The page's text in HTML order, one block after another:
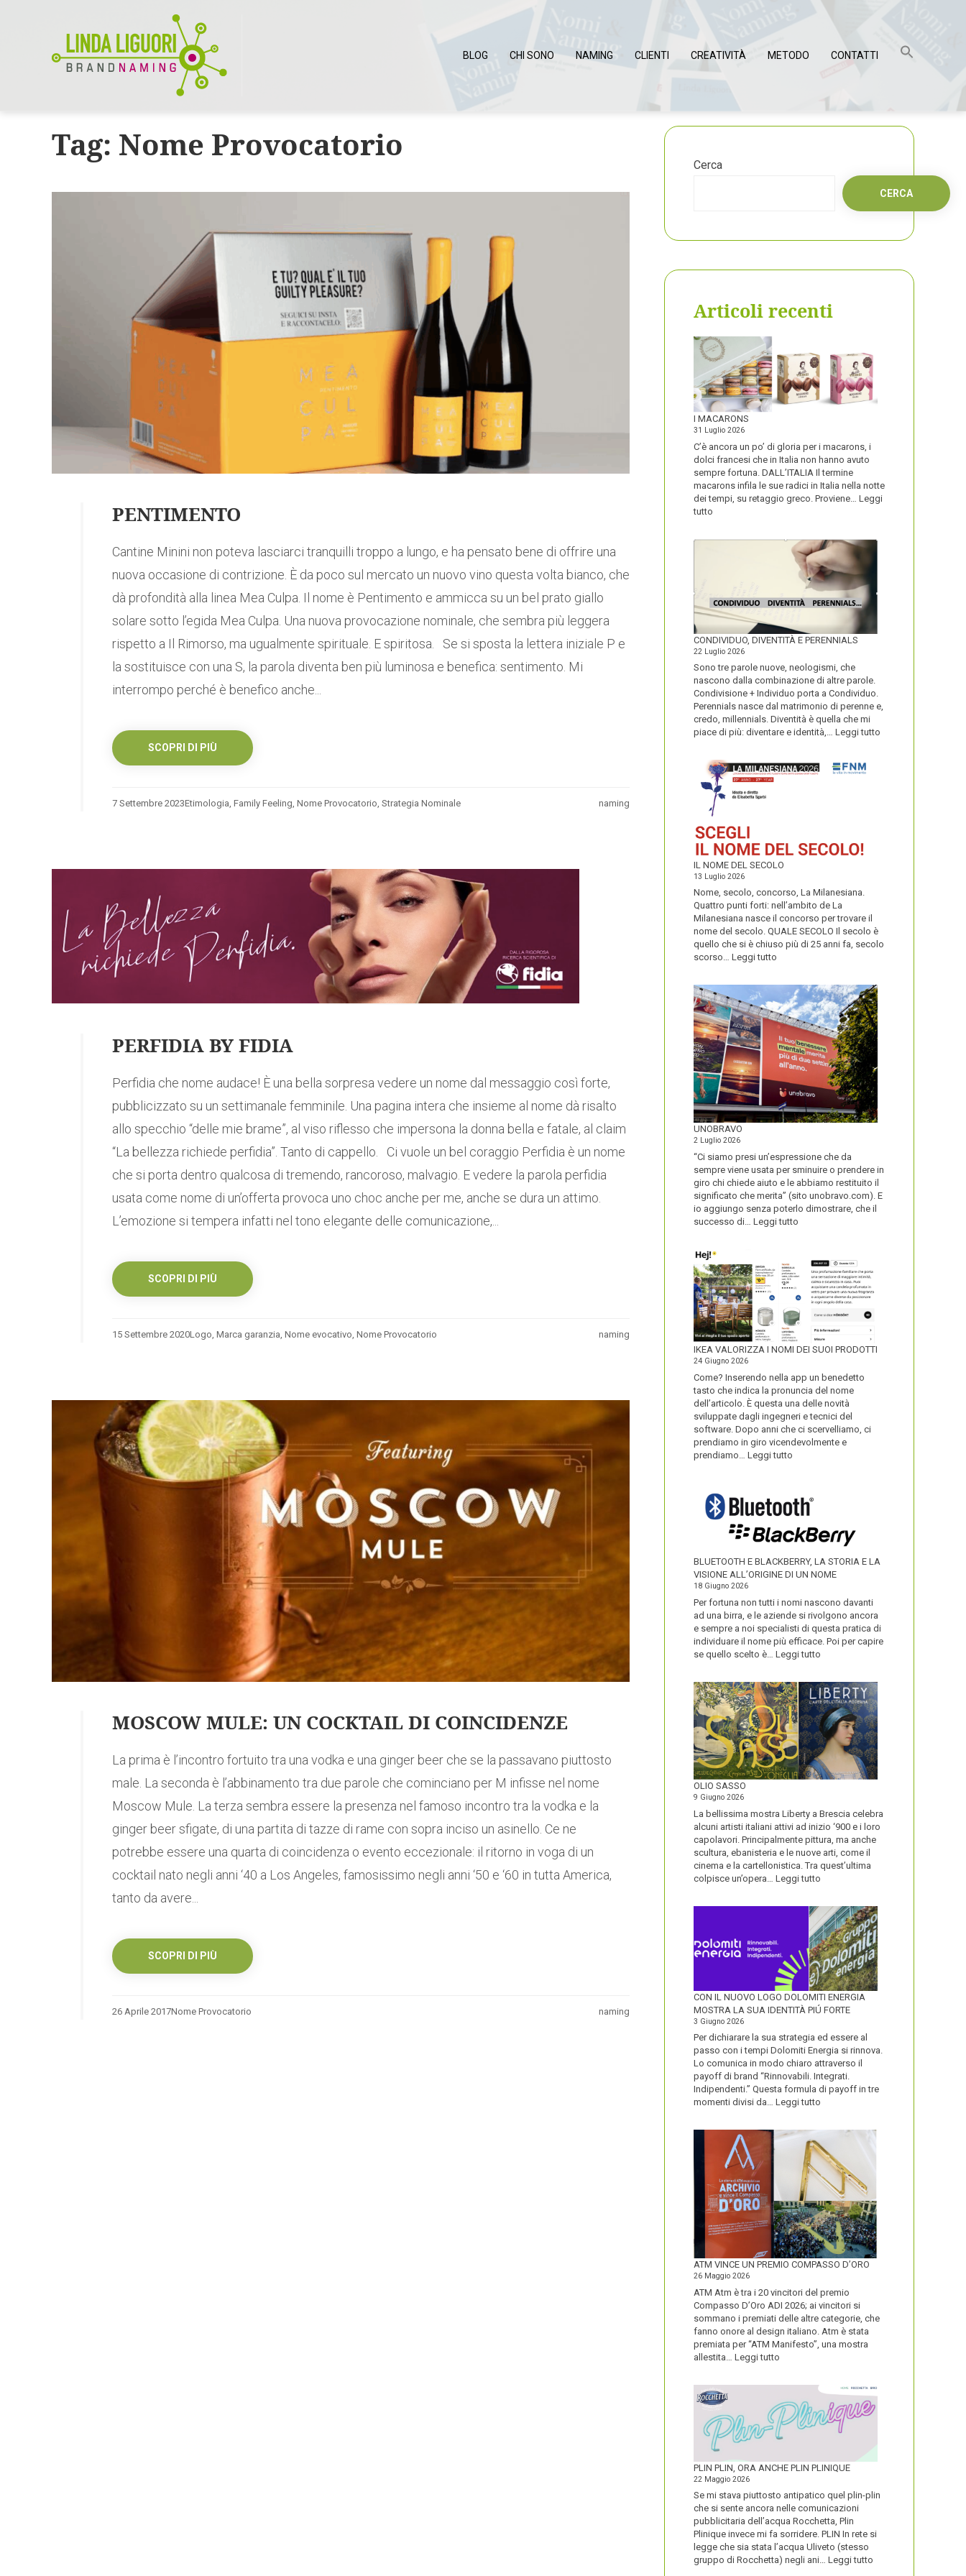
BLOG CHI SONO NAMING CLIENTI CREATIVITÀ METODO CONTATTI
Tag: Nome Provocatorio
PENTIMENTO
Cantine Minini non poteva lasciarci tranquilli troppo a lungo, e ha pensato bene di offrire una
nuova occasione di contrizione. È da poco sul mercato un nuovo vino questa volta bianco, che
dà profondità alla linea Mea Culpa. Il nome è Pentimento e ammicca su un bel prato giallo
solare sotto l’egida Mea Culpa. Una nuova provocazione nominale, che sembra più leggera
rispetto a Il Rimorso, ma ugualmente spirituale. E spiritosa. Se si sposta la lettera iniziale P e
la sostituisce con una S, la parola diventa ben più luminosa e benefica: sentimento. Mi
interrompo perché è benefico anche...
SCOPRI DI PIÙ
7 Settembre 2023 naming
Etimologia, Family Feeling, Nome Provocatorio, Strategia Nominale
PERFIDIA BY FIDIA
Perfidia che nome audace! È una bella sorpresa vedere un nome dal messaggio così forte,
pubblicizzato su un settimanale femminile. Una pagina intera che insieme al nome dà risalto
allo specchio “delle mie brame”, al viso riflesso che impersona la donna bella e fatale, al claim
“La bellezza richiede perfidia”. Tanto di cappello. Ci vuole un bel coraggio Perfidia è un nome
che si porta dentro qualcosa di tremendo, rancoroso, malvagio. E vedere la parola perfidia
usata come nome di un’offerta provoca uno choc anche per me, anche se dura un attimo.
L’emozione si tempera infatti nel tono elegante delle comunicazione,...
SCOPRI DI PIÙ
15 Settembre 2020 naming
Logo, Marca garanzia, Nome evocativo, Nome Provocatorio
MOSCOW MULE: UN COCKTAIL DI COINCIDENZE
La prima è l’incontro fortuito tra una vodka e una ginger beer che se la passavano piuttosto
male. La seconda è l’abbinamento tra due parole che cominciano per M infisse nel nome
Moscow Mule. La terza sembra essere la presenza nel famoso incontro tra la vodka e la
ginger beer sfigate, di una partita di tazze di rame con sopra inciso un asinello. Ce ne
potrebbe essere una quarta di coincidenza o evento eccezionale: il ritorno in voga di un
cocktail nato negli anni ‘40 a Los Angeles, famosissimo negli anni ‘50 e ‘60 in tutta America,
tanto da avere...
SCOPRI DI PIÙ
26 Aprile 2017 naming
Nome Provocatorio
Cerca
CERCA
Articoli recenti
I MACARONS
31 Luglio 2026
C’è ancora un po’ di gloria per i macarons, i
dolci francesi che in Italia non hanno avuto
sempre fortuna. DALL’ITALIA Il termine
macarons infila le sue radici in Italia nella notte
dei tempi, su retaggio greco. Proviene… Leggi
tutto
CONDIVIDUO, DIVENTITÀ E PERENNIALS
22 Luglio 2026
Sono tre parole nuove, neologismi, che
nascono dalla combinazione di altre parole.
Condivisione + Individuo porta a Condividuo.
Perennials nasce dal matrimonio di perenne e,
credo, millennials. Diventità è quella che mi
piace di più: diventare e identità,… Leggi tutto
IL NOME DEL SECOLO
13 Luglio 2026
Nome, secolo, concorso, La Milanesiana.
Quattro punti forti: nell’ambito de La
Milanesiana nasce il concorso per trovare il
nome del secolo. QUALE SECOLO Il secolo è
quello che si è chiuso più di 25 anni fa, secolo
scorso… Leggi tutto
NOME
DEL
SECOLO
UNOBRAVO
2 Luglio 2026
“Ci siamo presi un’espressione che da
sempre viene usata per sminuire o prendere in
giro chi chiede aiuto e le abbiamo restituito il
significato che merita” (sito unobravo.com). E
io aggiungo senza poterlo dimostrare, che il
successo di… Leggi tutto
IKEA VALORIZZA I NOMI DEI SUOI PRODOTTI
24 Giugno 2026
Come? Inserendo nella app un benedetto
tasto che indica la pronuncia del nome
dell’articolo. È questa una delle novità
sviluppate dagli ingegneri e tecnici del
software. Dopo anni che ci scervelliamo, ci
prendiamo in giro vicendevolmente e
prendiamo… Leggi tutto
NOMI
DEI
SUOI
PRODOTTI
BLUETOOTH E BLACKBERRY, LA STORIA E LA
VISIONE ALL’ORIGINE DI UN NOME
18 Giugno 2026
Per fortuna non tutti i nomi nascono davanti
ad una birra, e le aziende si rivolgono ancora
e sempre a noi specialisti di questa pratica di
individuare il nome più efficace. Poi per capire
se quello scelto è… Leggi tutto
BLACKBERRY,
LA
STORIA
E
LA
VISIONE
ALL’ORIGINE
DI
NOME
OLIO SASSO
9 Giugno 2026
La bellissima mostra Liberty a Brescia celebra
alcuni artisti italiani attivi ad inizio ‘900 e i loro
capolavori. Principalmente pittura, ma anche
scultura, ebanisteria e le nuove arti, come il
cinema e la cartellonistica. Tra quest’ultima
colpisce un’opera… Leggi tutto
CON IL NUOVO LOGO DOLOMITI ENERGIA
MOSTRA LA SUA IDENTITÀ PIÚ FORTE
3 Giugno 2026
Per dichiarare la sua strategia ed essere al
passo con i tempi Dolomiti Energia si rinnova.
Lo comunica in modo chiaro attraverso il
payoff di brand “Rinnovabili. Integrati.
Indipendenti.” Questa formula di payoff in tre
momenti divisi da… Leggi tutto
LOGO
DOLOMITI
ENERGIA
MOSTRA
LA
SUA
IDENTITÀ
PIÚ
FORTE
ATM VINCE UN PREMIO COMPASSO D’ORO
26 Maggio 2026
ATM Atm è tra i 20 vincitori del premio
Compasso D’Oro ADI 2026; ai vincitori si
sommano i premiati delle altre categorie, che
fanno onore al design italiano. Atm è stata
premiata per “ATM Manifesto”, una mostra
allestita… Leggi tutto
PREMIO
COMPASSO
D’ORO
PLIN PLIN, ORA ANCHE PLIN PLINIQUE
22 Maggio 2026
Se mi stava piuttosto antipatico quel plin-plin
che si sente ancora nelle comunicazioni
pubblicitaria dell’acqua Rocchetta, Plin
Plinique invece mi fa sorridere. PLIN In rete si
legge che sia stata l’acqua Uliveto (stesso
gruppo di Rocchetta) negli ani… Leggi tutto